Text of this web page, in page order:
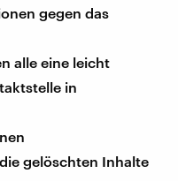
gegen das
alle eine leicht
in
gelöschten Inhalte